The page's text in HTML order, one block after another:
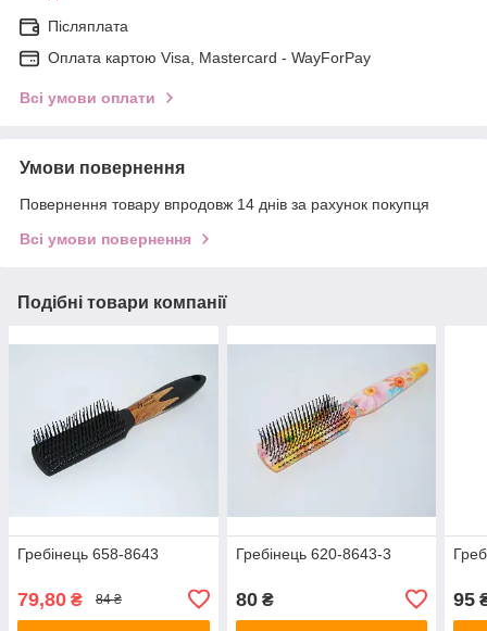
Післяплата
Оплата картою Visa, Mastercard - WayForPay
Всі умови оплати
Умови повернення
Повернення товару впродовж 14 днів за рахунок покупця
Всі умови повернення
Подібні товари компанії
Гребінець 658-8643
79,80 ₴ 84 ₴
Гребінець 620-8643-3
80₴ 95